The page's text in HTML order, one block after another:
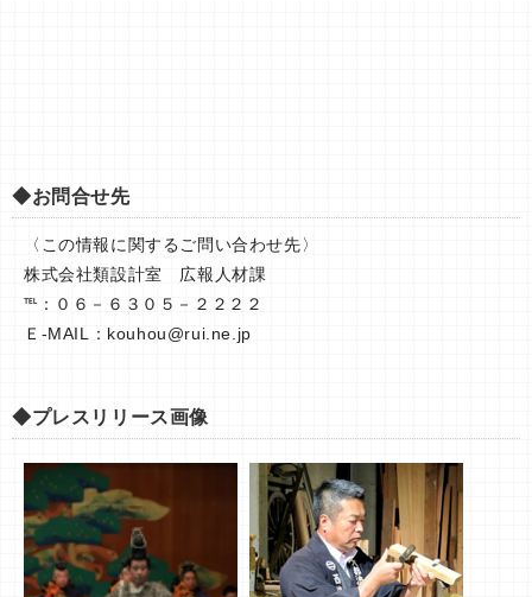
◆お問合せ先
〈この情報に関するご問い合わせ先〉
株式会社類設計室 広報人材課
℡：０６－６３０５－２２２２
Ｅ-MAIL： kouhou@rui.ne.jp
◆プレスリリース画像